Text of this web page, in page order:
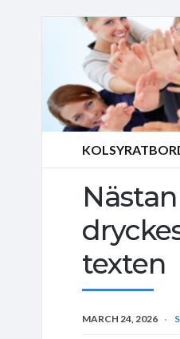
texten
MARCH 24, 2026